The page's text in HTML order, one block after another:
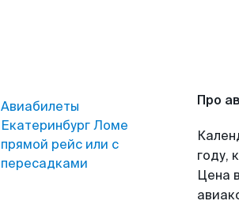
Авиабилеты
Екатеринбург Ломе
прямой рейс или с
пересадками
Про
году,
Цена